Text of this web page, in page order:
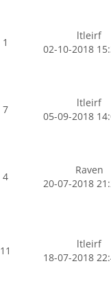
1
ltleirf
02-10-2018
7
ltleirf
05-09-2018
4
Raven
20-07-2018
11
ltleirf
18-07-2018